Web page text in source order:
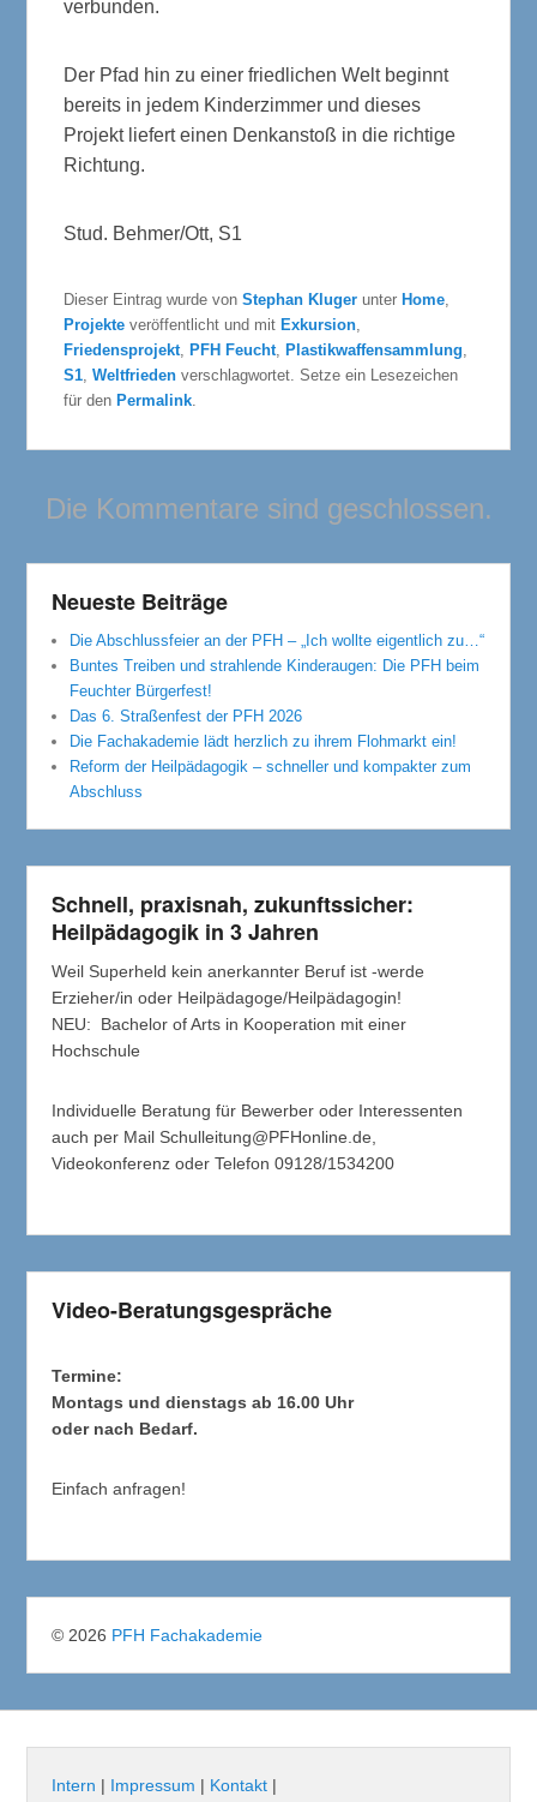
verbunden.
Der Pfad hin zu einer friedlichen Welt beginnt
bereits in jedem Kinderzimmer und dieses
Projekt liefert einen Denkanstoß in die richtige
Richtung.
Stud. Behmer/Ott, S1
Dieser Eintrag wurde vonStephan Kluger unter Home,
Projekte veröffentlicht und mit Exkursion,
Friedensprojekt, PFH Feucht, Plastikwaffensammlung,
S1,Weltfrieden verschlagwortet. Setze ein Lesezeichen
für den Permalink.
Die Kommentare sind geschlossen.
Neueste Beiträge
Die Abschlussfeier an der PFH – „Ich wollte eigentlich zu…“
Buntes Treiben und strahlende Kinderaugen: Die PFH beim
Feuchter Bürgerfest!
Das 6. Straßenfest der PFH 2026
Die Fachakademie lädt herzlich zu ihrem Flohmarkt ein!
Reform der Heilpädagogik – schneller und kompakter zum
Abschluss
Schnell, praxisnah, zukunftssicher:
Heilpädagogik in 3 Jahren
Weil Superheld kein anerkannter Beruf ist -werde
Erzieher/in oder Heilpädagoge/Heilpädagogin!
NEU: Bachelor of Arts in Kooperation mit einer
Hochschule
Individuelle Beratung für Bewerber oder Interessenten
auch per Mail Schulleitung@PFHonline.de,
Videokonferenz oder Telefon 09128/1534200
Video-Beratungsgespräche
Termine:
Montags und dienstags ab 16.00 Uhr
oder nach Bedarf.
Einfach anfragen!
© 2026 PFH Fachakademie
Intern | Impressum | Kontakt |